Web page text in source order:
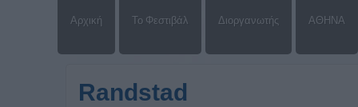
Αρχική Το Φεστιβάλ Διοργανωτής ΑΘΗΝΑ
Randstad